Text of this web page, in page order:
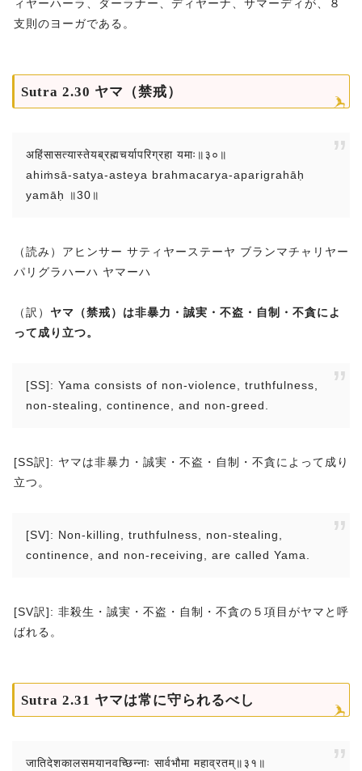
ィヤーハーラ、ダーラナー、ディヤーナ、サマーディが、８
支則のヨーガである。
Sutra 2.30 ヤマ（禁戒）
अहिंसासत्यास्तेयब्रह्मचर्यापरिग्रहा यमाः॥३०॥
ahiṁsā-satya-asteya brahmacarya-aparigrahāḥ
yamāḥ ॥30॥
（読み）アヒンサー サティヤーステーヤ ブランマチャリヤー
パリグラハーハ ヤマーハ
（訳） ヤマ（禁戒）は非暴力・誠実・不盗・自制・不貪によ
って成り立つ。
[SS]: Yama consists of non-violence, truthfulness,
non-stealing, continence, and non-greed.
[SS訳]: ヤマは非暴力・誠実・不盗・自制・不貪によって成り
立つ。
[SV]: Non-killing, truthfulness, non-stealing,
continence, and non-receiving, are called Yama.
[SV訳]: 非殺生・誠実・不盗・自制・不貪の５項目がヤマと呼
ばれる。
Sutra 2.31 ヤマは常に守られるべし
जातिदेशकालसमयानवच्छिन्नाः सार्वभौमा महाव्रतम्॥३१॥